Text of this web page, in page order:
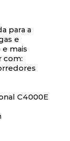
para a
e
mais
com:
C4000E